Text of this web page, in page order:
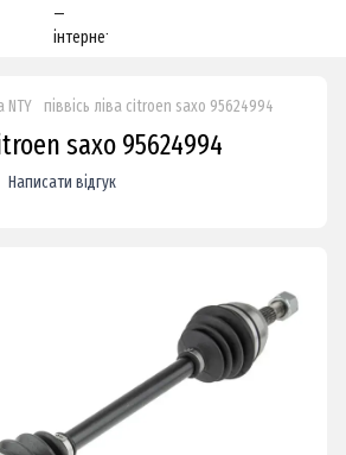
NTY піввісь ліва citroen saxo 95624994
saxo 95624994
Написати відгук